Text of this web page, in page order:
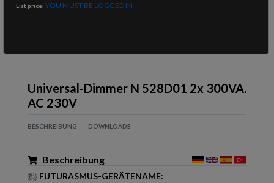
List price: YOU MUST BE LOGGED IN
Universal-Dimmer N 528D01 2x 300VA.
AC 230V
BESCHREIBUNG DOWNLOADS
Beschreibung
FUTURASMUS-GERÄTENAME: